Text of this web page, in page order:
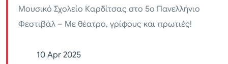
Μουσικό Σχολείο Καρδίτσας στο 5ο Πανελλήνιο
Φεστιβάλ – Με θέατρο, γρίφους και πρωτιές!
10 Apr 2025